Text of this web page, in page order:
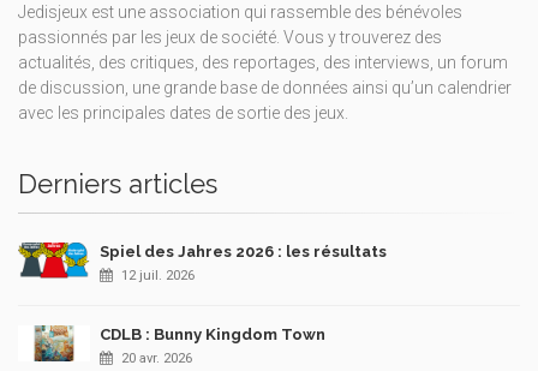
Jedisjeux est une association qui rassemble des bénévoles
passionnés par les jeux de société. Vous y trouverez des
actualités, des critiques, des reportages, des interviews, un forum
de discussion, une grande base de données ainsi qu’un calendrier
avec les principales dates de sortie des jeux.
Derniers articles
Spiel des Jahres 2026 : les résultats
12 juil. 2026
CDLB : Bunny Kingdom Town
20 avr. 2026